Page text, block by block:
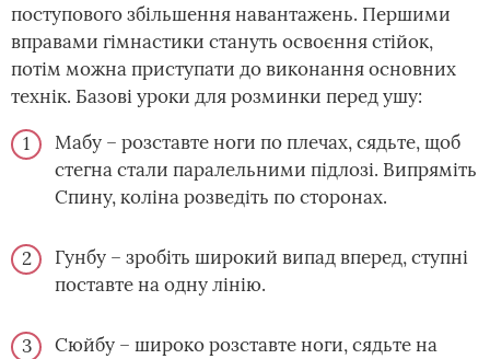
поступового збільшення навантажень. Першими
вправами гімнастики стануть освоєння стійок,
потім можна приступати до виконання основних
технік. Базові уроки для розминки перед ушу:
Мабу – розставте ноги по плечах, сядьте, щоб
стегна стали паралельними підлозі. Випряміть
Спину, коліна розведіть по сторонах.
Гунбу – зробіть широкий випад вперед, ступні
поставте на одну лінію.
Сюйбу – широко розставте ноги, сядьте на